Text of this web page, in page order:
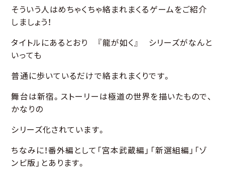
そういう人はめちゃくちゃ絡まれまくるゲームをご紹介
しましょう！
タイトルにあるとおり 『龍が如く』 シリーズがなんと
いっても
普通に歩いているだけで絡まれまくりです。
舞台は新宿。ストーリーは極道の世界を描いたもので、
かなりの
シリーズ化されています。
ちなみに！番外編として「宮本武蔵編」「新選組編」「ゾ
ンビ版」とあります。